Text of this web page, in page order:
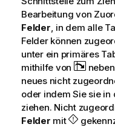
Bearbeitung von
Felder, in dem alle
Felder können
unter ein primäres
mithilfe von
neues nicht
oder indem Sie sie in
ziehen. Nicht
Felder mit